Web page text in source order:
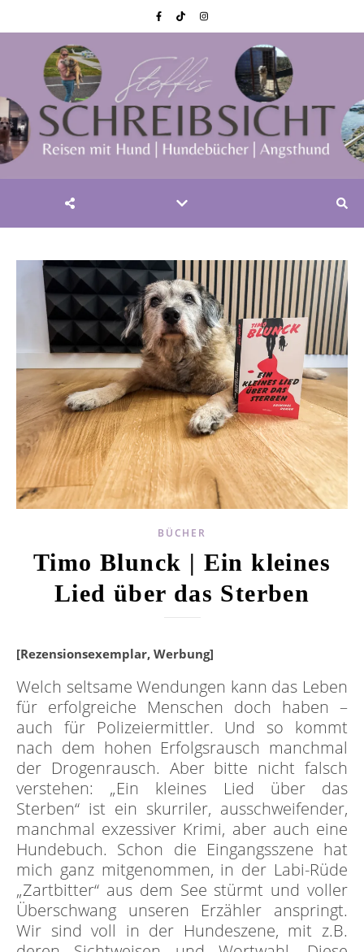
BÜCHER
Timo Blunck | Ein kleines
Lied über das Sterben
[Rezensionsexemplar, Werbung]
Welch seltsame Wendungen kann das Leben
für erfolgreiche Menschen doch haben –
auch für Polizeiermittler. Und so kommt
nach dem hohen Erfolgsrausch manchmal
der Drogenrausch. Aber bitte nicht falsch
verstehen: „Ein kleines Lied über das
Sterben“ ist ein skurriler, ausschweifender,
manchmal exzessiver Krimi, aber auch eine
Hundebuch. Schon die Eingangsszene hat
mich ganz mitgenommen, in der Labi-Rüde
„Zartbitter“ aus dem See stürmt und voller
Überschwang unseren Erzähler anspringt.
Wir sind voll in der Hundeszene, mit z.B.